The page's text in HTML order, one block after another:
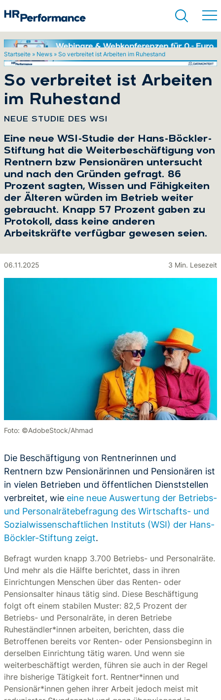
Startseite » News » So verbreitet ist Arbeiten im Ruhestand
So verbreitet ist Arbeiten
im Ruhestand
NEUE STUDIE DES WSI
Eine neue WSI-Studie der Hans-Böckler-
Stiftung hat die Weiterbeschäftigung von
Rentnern bzw Pensionären untersucht
und nach den Gründen gefragt. 86
Prozent sagten, Wissen und Fähigkeiten
der Älteren würden im Betrieb weiter
gebraucht. Knapp 57 Prozent gaben zu
Protokoll, dass keine anderen
Arbeitskräfte verfügbar gewesen seien.
06.11.2025 3 Min. Lesezeit
Foto: ©AdobeStock/Ahmad
Die Beschäftigung von Rentnerinnen und
Rentnern bzw Pensionärinnen und Pensionären ist
in vielen Betrieben und öffentlichen Dienststellen
verbreitet, wie eine neue Auswertung der Betriebs-
und Personalrätebefragung des Wirtschafts- und
Sozialwissenschaftlichen Instituts (WSI) der Hans-
Böckler-Stiftung zeigt.
Befragt wurden knapp 3.700 Betriebs- und Personalräte.
Und mehr als die Hälfte berichtet, dass in ihren
Einrichtungen Menschen über das Renten- oder
Pensionsalter hinaus tätig sind. Diese Beschäftigung
folgt oft einem stabilen Muster: 82,5 Prozent der
Betriebs- und Personalräte, in deren Betriebe
Ruheständler*innen arbeiten, berichten, dass die
Betroffenen bereits vor Renten- oder Pensionsbeginn in
derselben Einrichtung tätig waren. Und wenn sie
weiterbeschäftigt werden, führen sie auch in der Regel
ihre bisherige Tätigkeit fort. Rentner*innen und
Pensionär*innen gehen ihrer Arbeit jedoch meist mit